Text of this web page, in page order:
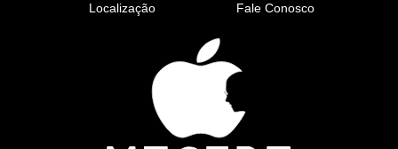
Localização
Fale Conosco